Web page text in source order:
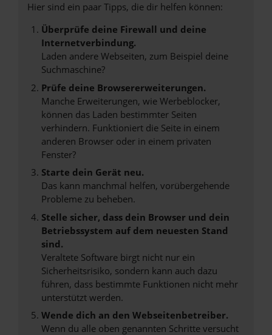
Hier sind ein paar Tipps, die dir helfen können:
Überprüfe deine Firewall und deine
Internetverbindung.
Laden andere Webseiten, zum Beispiel deine
Suchmaschine?
Prüfe deine Browsererweiterungen.
Manche Erweiterungen, wie Werbeblocker,
können das Laden bestimmter Seiten
verhindern. Funktioniert die Seite in einem
anderen Browser oder in einem privaten
Fenster?
Starte dein Gerät neu.
Das kann manchmal helfen, vorübergehende
Probleme zu beheben.
Stelle sicher, dass dein Browser und dein
Betriebssystem auf dem neuesten Stand
sind.
Veraltete Software birgt nicht nur ein
Sicherheitsrisiko, sondern kann auch dazu
führen, dass bestimmte Funktionen nicht mehr
unterstützt werden.
Wende dich an den Webseitenbetreiber.
Wenn du alle oben genannten Schritte versucht